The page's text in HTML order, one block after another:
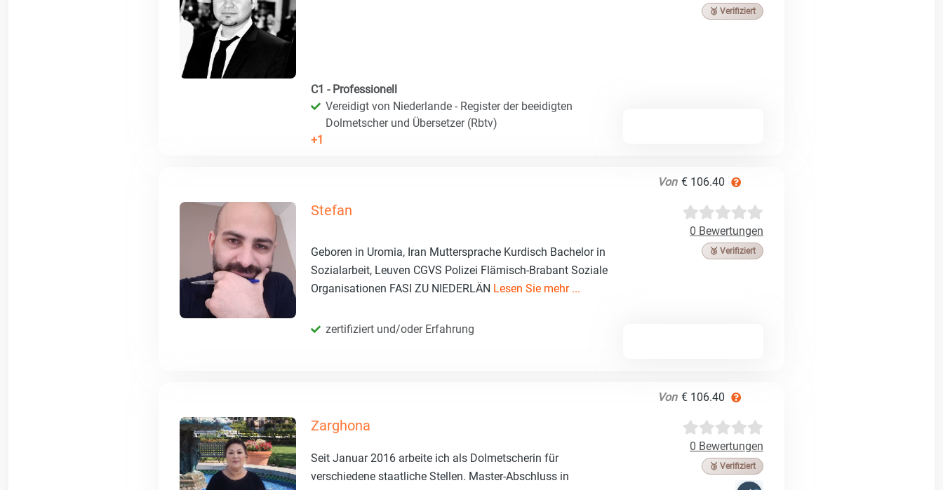
🥉 Verifiziert
C1 - Professionell
Vereidigt von Niederlande - Register der beeidigten
Dolmetscher und Übersetzer (Rbtv)
+1
Von € 106.40
Stefan
0 Bewertungen
🥉 Verifiziert
Geboren in Uromia, Iran Muttersprache Kurdisch Bachelor in
Sozialarbeit, Leuven CGVS Polizei Flämisch-Brabant Soziale
Organisationen FASI ZU NIEDERLÄN Lesen Sie mehr ...
zertifiziert und/oder Erfahrung
Von € 106.40
Zarghona
0 Bewertungen
🥉 Verifiziert
Seit Januar 2016 arbeite ich als Dolmetscherin für
verschiedene staatliche Stellen. Master-Abschluss in